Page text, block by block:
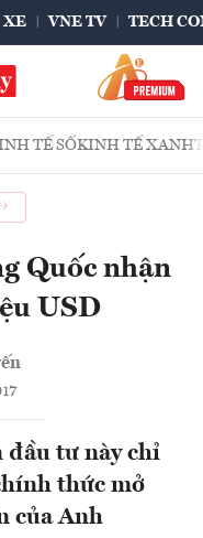
XE VNE TV TECH
TẾ SỐKINH TẾ XANH
Quốc nhận
USD
đầu tư này chỉ
thức mở
của Anh